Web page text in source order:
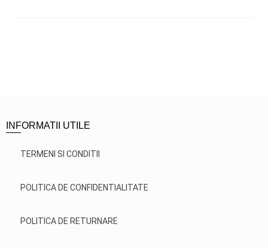
INFORMATII UTILE
TERMENI SI CONDITII
POLITICA DE CONFIDENTIALITATE
POLITICA DE RETURNARE